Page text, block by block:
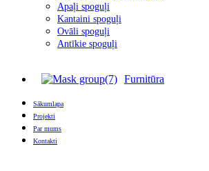
Apaļi spoguļi
Kantaini spoguļi
Ovāli spoguļi
Antīkie spoguļi
Furnitūra
Sākumlapa
Projekti
Par mums
Kontakti